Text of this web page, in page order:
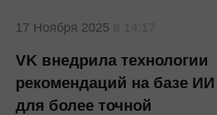
17 Ноября 2025
VK внедрила технологии
рекомендаций на базе ИИ
для более точной